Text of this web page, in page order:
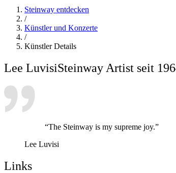
Steinway entdecken
/
Künstler und Konzerte
/
Künstler Details
Lee LuvisiSteinway Artist seit
“The Steinway is my supreme joy.”
Lee Luvisi
Links